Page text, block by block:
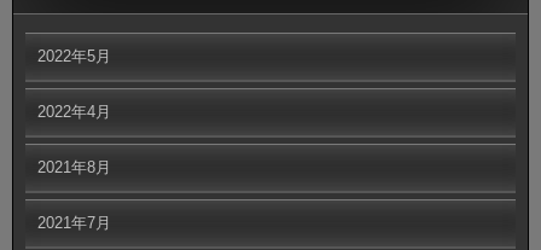
2022年5月
2022年4月
2021年8月
2021年7月